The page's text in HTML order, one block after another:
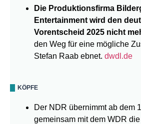
Die Produktionsfirma
Entertainment wird den
Vorentscheid 2025 nicht
den Weg für eine mögliche
Stefan Raab ebnet. dwdl.de
KÖPFE
Der NDR übernimmt ab dem
gemeinsam mit dem WDR